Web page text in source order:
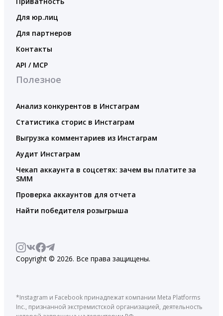
Для юр.лиц
Для партнеров
Контакты
API / MCP
Полезное
Анализ конкурентов в Инстаграм
Статистика сторис в Инстаграм
Выгрузка комментариев из Инстаграм
Аудит Инстаграм
Чекап аккаунта в соцсетях: зачем вы платите за
SMM
Проверка аккаунтов для отчета
Найти победителя розыгрыша
Copyright © 2026. Все права защищены.
*Instagram и Facebook принадлежат компании Meta Platforms
Inc., признанной экстремистской организацией, деятельность